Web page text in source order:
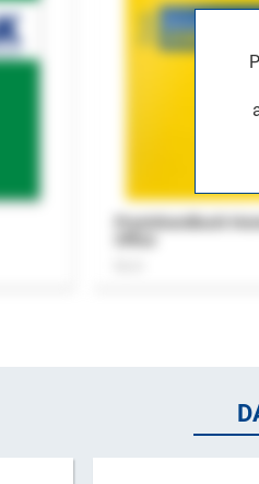
Praxishandbuch